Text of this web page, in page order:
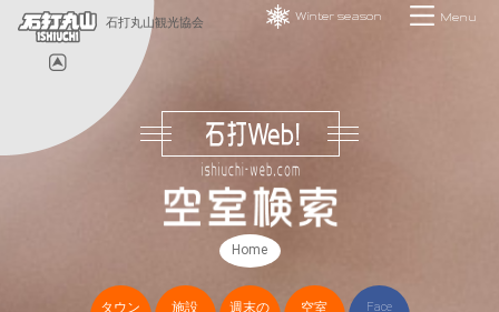
石打丸山観光協会 Menu
Winter season
Home
タウン
施設
週末の
空室
Face